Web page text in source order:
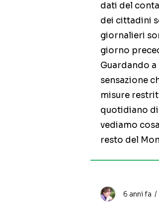
dati del
dei cittadini
giornalieri
giorno
Guardando a
sensazione
misure
quotidiano
vediamo
resto del
6 anni fa